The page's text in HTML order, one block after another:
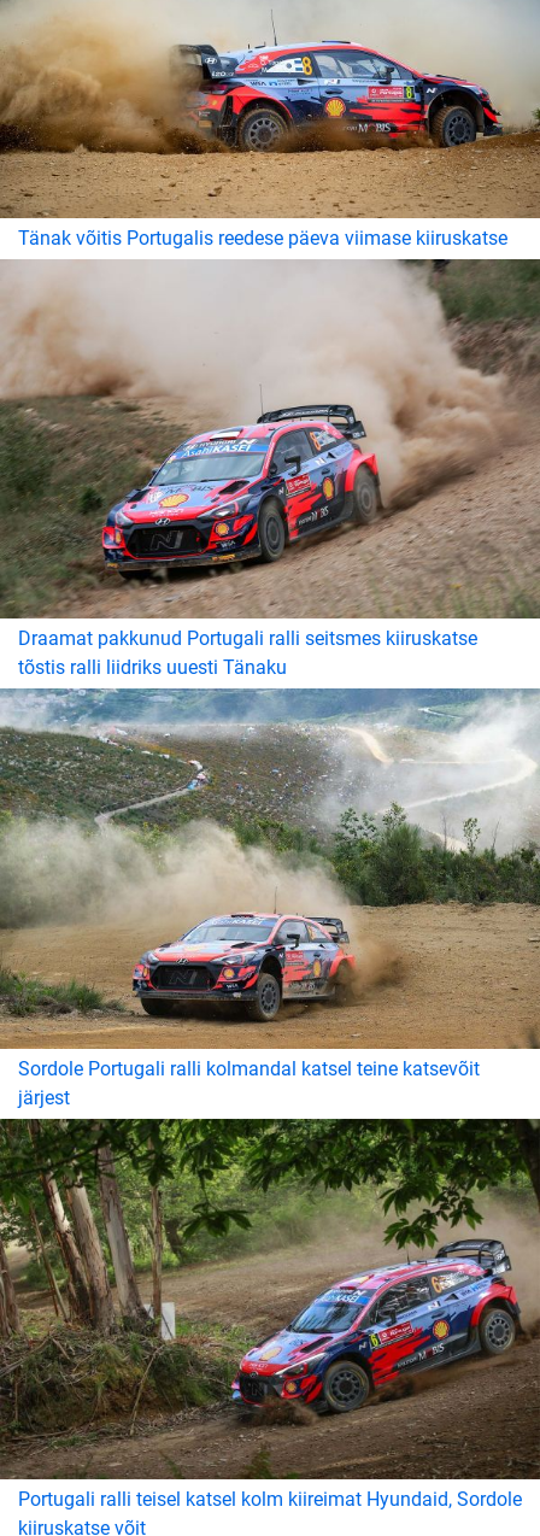
Tänak võitis Portugalis reedese päeva viimase kiiruskatse
Draamat pakkunud Portugali ralli seitsmes kiiruskatse
tõstis ralli liidriks uuesti Tänaku
Sordole Portugali ralli kolmandal katsel teine katsevõit
järjest
Portugali ralli teisel katsel kolm kiireimat Hyundaid, Sordole
kiiruskatse võit